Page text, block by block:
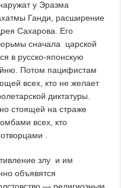
у Эразма
Ганди, расширение
Сахарова. Его
сначала царской
в русско-японскую
Потом пацифистам
всех, кто не желает
диктатуры.
стоящей на страже
всех, кто
.
злу и им
объявятся
— религиозным